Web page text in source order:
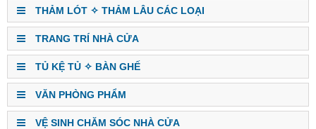
THẢM LÓT ✧ THẢM LÂU CÁC LOẠI
TRANG TRÍ NHÀ CỬA
TỦ KỆ TỦ ✧ BÀN GHẾ
VĂN PHÒNG PHẨM
VỆ SINH CHĂM SÓC NHÀ CỬA